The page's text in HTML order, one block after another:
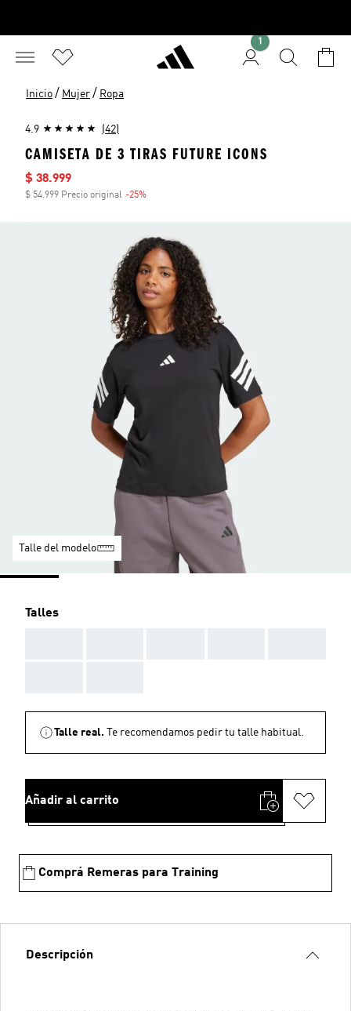
1
Inicio / Mujer / Ropa
4.9 (42)
CAMISETA DE 3 TIRAS FUTURE ICONS
Precio de venta
$ 38.999
$ 54.999 Precio original -25%
Talle del modelo
Talles
Talle real. Te recomendamos pedir tu talle habitual.
Añadir al carrito
Comprá Remeras para Training
Descripción